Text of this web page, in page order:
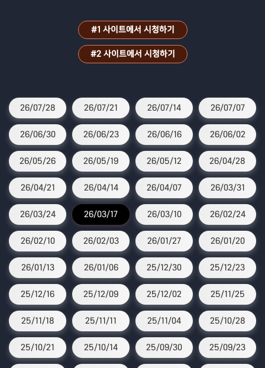
#1 사이트에서 시청하기
#2 사이트에서 시청하기
26/07/28 26/07/21 26/07/14 26/07/07
26/06/30 26/06/23 26/06/16 26/06/02
26/05/26 26/05/19 26/05/12 26/04/28
26/04/21 26/04/14 26/04/07 26/03/31
26/03/24 26/03/17 26/03/10 26/02/24
26/02/10 26/02/03 26/01/27 26/01/20
26/01/13 26/01/06 25/12/30 25/12/23
25/12/16 25/12/09 25/12/02 25/11/25
25/11/18 25/11/11 25/11/04 25/10/28
25/10/21 25/10/14 25/09/30 25/09/23